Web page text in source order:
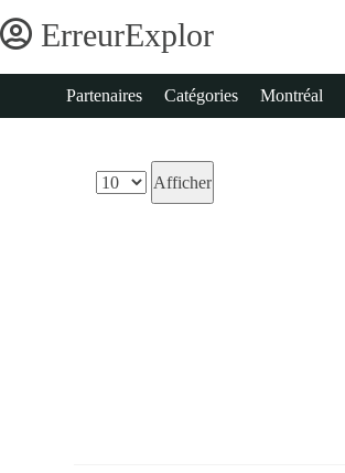
ErreurExplor
Partenaires Catégories Montréal